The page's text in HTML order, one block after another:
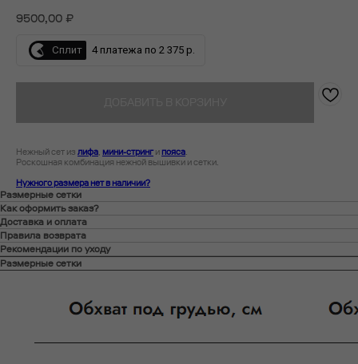
9500,00 ₽
Сплит 4 платежа по 2 375 р.
Нежный сет из лифа, мини-стрингипояса.
Роскошная комбинация нежной вышивки и сетки.
Нужного размера нет в наличии?
Размерные сетки
Как оформить заказ?
Доставка и оплата
Правила возврата
Рекомендации по уходу
Размерные сетки